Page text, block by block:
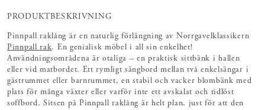
PRODUKTBESKRIVNING
Pinnpall raklång är en naturlig förlängning av Norrgavelklassikern
Pinnpall rak. En genialisk möbel i all sin enkelhet!
Användningsområdena är otaliga – en praktisk sittbänk i hallen
eller vid matbordet. Ett rymligt sängbord mellan två enkelsängar i
gästrummet eller barnrummet, en stabil och vacker blombänk med
plats för många växter eller varför inte ett avskalat och tidlöst
soffbord. Sitsen på Pinnpall raklång är helt plan, just för att den